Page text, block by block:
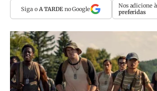
Siga o A TARDEno Google Nos adicione
preferidas